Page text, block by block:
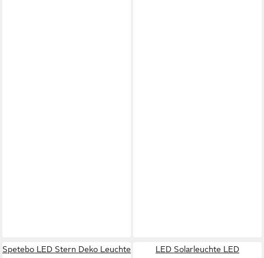
Spetebo LED Stern Deko Leuchte
LED Solarleuchte LED